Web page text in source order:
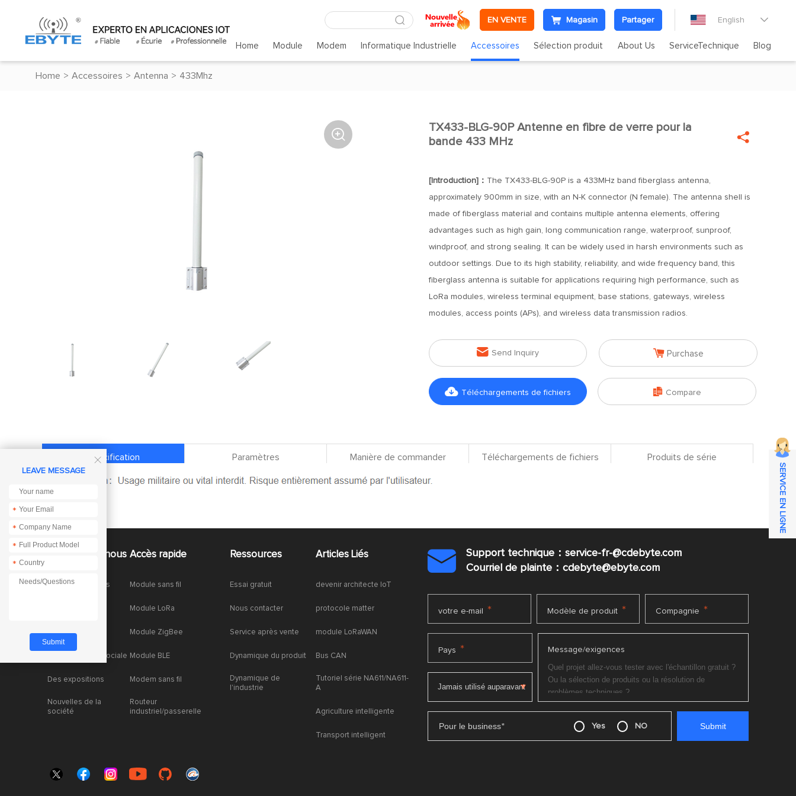
EN VENTE Magasin Partager English 
Home Module Modem Informatique Industrielle Accessoires Sélection produit About Us ServiceTechnique Blog
Home > Accessoires > Antenna > 433Mhz
 
TX433-BLG-90P Antenne en fibre de verre pour la
bande 433 MHz

[Introduction]： The TX433-BLG-90P is a 433MHz band fiberglass antenna,
approximately 900mm in size, with an N-K connector (N female). The antenna shell is
made of fiberglass material and contains multiple antenna elements, offering
advantages such as high gain, long communication range, waterproof, sunproof,
windproof, and strong sealing. It can be widely used in harsh environments such as
outdoor settings. Due to its high stability, reliability, and wide frequency band, this
fiberglass antenna is suitable for applications requiring high performance, such as
LoRa modules, wireless terminal equipment, base stations, gateways, wireless
modules, access points (APs), and wireless data transmission radios.
 Send Inquiry  Purchase
 Téléchargements de fichiers  Compare
Spécification Paramètres Manière de commander Téléchargements de fichiers Produits de série
À propos de nous
À propos de nous
Partenariat
Responsabilité sociale
Des expositions
Nouvelles de la
société
Accès rapide
Module sans fil
Module LoRa
Module ZigBee
Module BLE
Modem sans fil
Routeur
industriel/passerelle
Ressources
Essai gratuit
Nous contacter
Service après vente
Dynamique du produit
Dynamique de
l'industrie
Articles Liés
devenir architecte IoT
protocole matter
module LoRaWAN
Bus CAN
Tutoriel série NA611/NA611-
A
Agriculture intelligente
Transport intelligent

Support technique：service-fr-@cdebyte.com
Courriel de plainte：cdebyte@ebyte.com
votre e-mail * Modèle de produit * Compagnie *
Pays * Message/exigences
Pour le business* Yes NO

LEAVE MESSAGE
*
*
*
*
SERVICE EN LIGNE